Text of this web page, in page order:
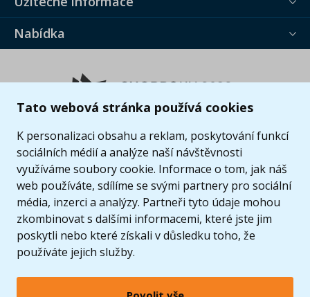
Tato webová stránka používá cookies
K personalizaci obsahu a reklam, poskytování funkcí
sociálních médií a analýze naší návštěvnosti
využíváme soubory cookie. Informace o tom, jak náš
web používáte, sdílíme se svými partnery pro sociální
média, inzerci a analýzy. Partneři tyto údaje mohou
zkombinovat s dalšími informacemi, které jste jim
poskytli nebo které získali v důsledku toho, že
používáte jejich služby.
Nabídka